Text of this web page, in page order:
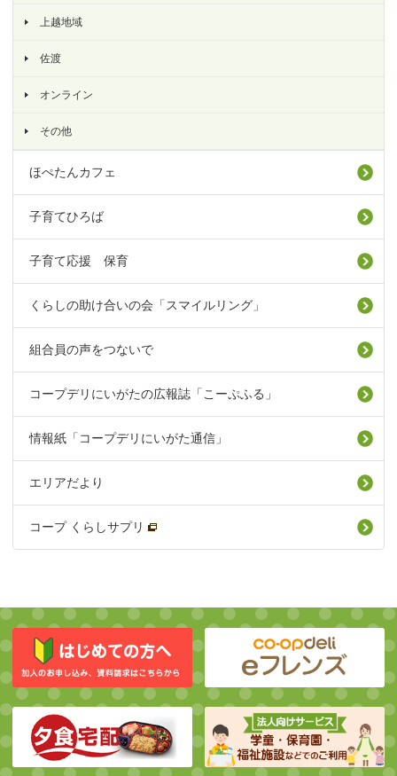
上越地域
佐渡
オンライン
その他
ほぺたんカフェ
子育てひろば
子育て応援 保育
くらしの助け合いの会「スマイルリング」
組合員の声をつないで
コープデリにいがたの広報誌「こーぷふる」
情報紙「コープデリにいがた通信」
エリアだより
コープ くらしサプリ